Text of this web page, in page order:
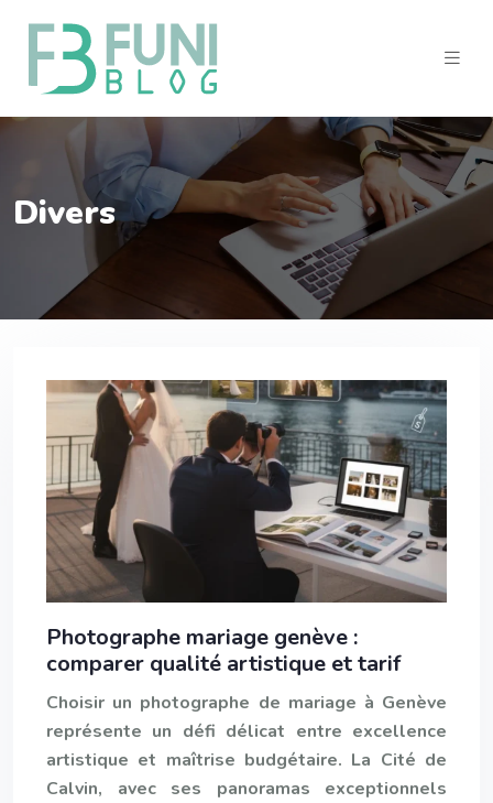
Divers
Photographe mariage genève :
comparer qualité artistique et tarif
Choisir un photographe de mariage à Genève
représente un défi délicat entre excellence
artistique et maîtrise budgétaire. La Cité de
Calvin, avec ses panoramas exceptionnels